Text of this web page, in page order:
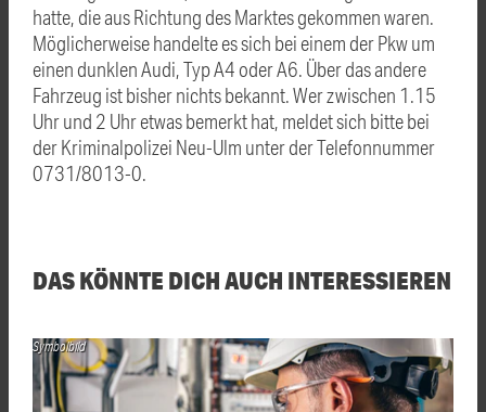
hatte, die aus Richtung des Marktes gekommen waren.
Möglicherweise handelte es sich bei einem der Pkw um
einen dunklen Audi, Typ A4 oder A6. Über das andere
Fahrzeug ist bisher nichts bekannt. Wer zwischen 1.15
Uhr und 2 Uhr etwas bemerkt hat, meldet sich bitte bei
der Kriminalpolizei Neu-Ulm unter der Telefonnummer
0731/8013-0.
DAS KÖNNTE DICH AUCH INTERESSIEREN
Symbolbild